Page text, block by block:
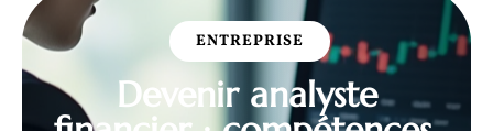
ENTREPRISE
Devenir analyste